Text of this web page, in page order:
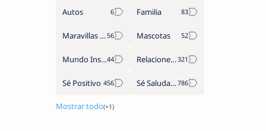
Autos Familia
Maravillas del Mundo Mascotas
Mundo Insólito Relaciones de Parejas
Sé Positivo Sé Saludable